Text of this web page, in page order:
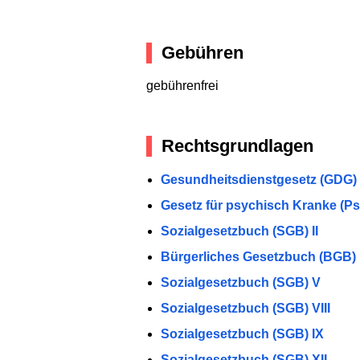
Gebühren
gebührenfrei
Rechtsgrundlagen
Gesundheitsdienstgesetz (GDG)
Gesetz für psychisch Kranke
Sozialgesetzbuch (SGB) II
Bürgerliches Gesetzbuch (BGB)
Sozialgesetzbuch (SGB) V
Sozialgesetzbuch (SGB) VIII
Sozialgesetzbuch (SGB) IX